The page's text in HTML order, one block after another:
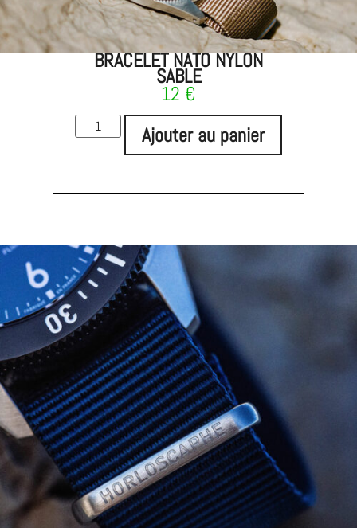
BRACELET NATO NYLON
SABLE
12 €
Ajouter au panier